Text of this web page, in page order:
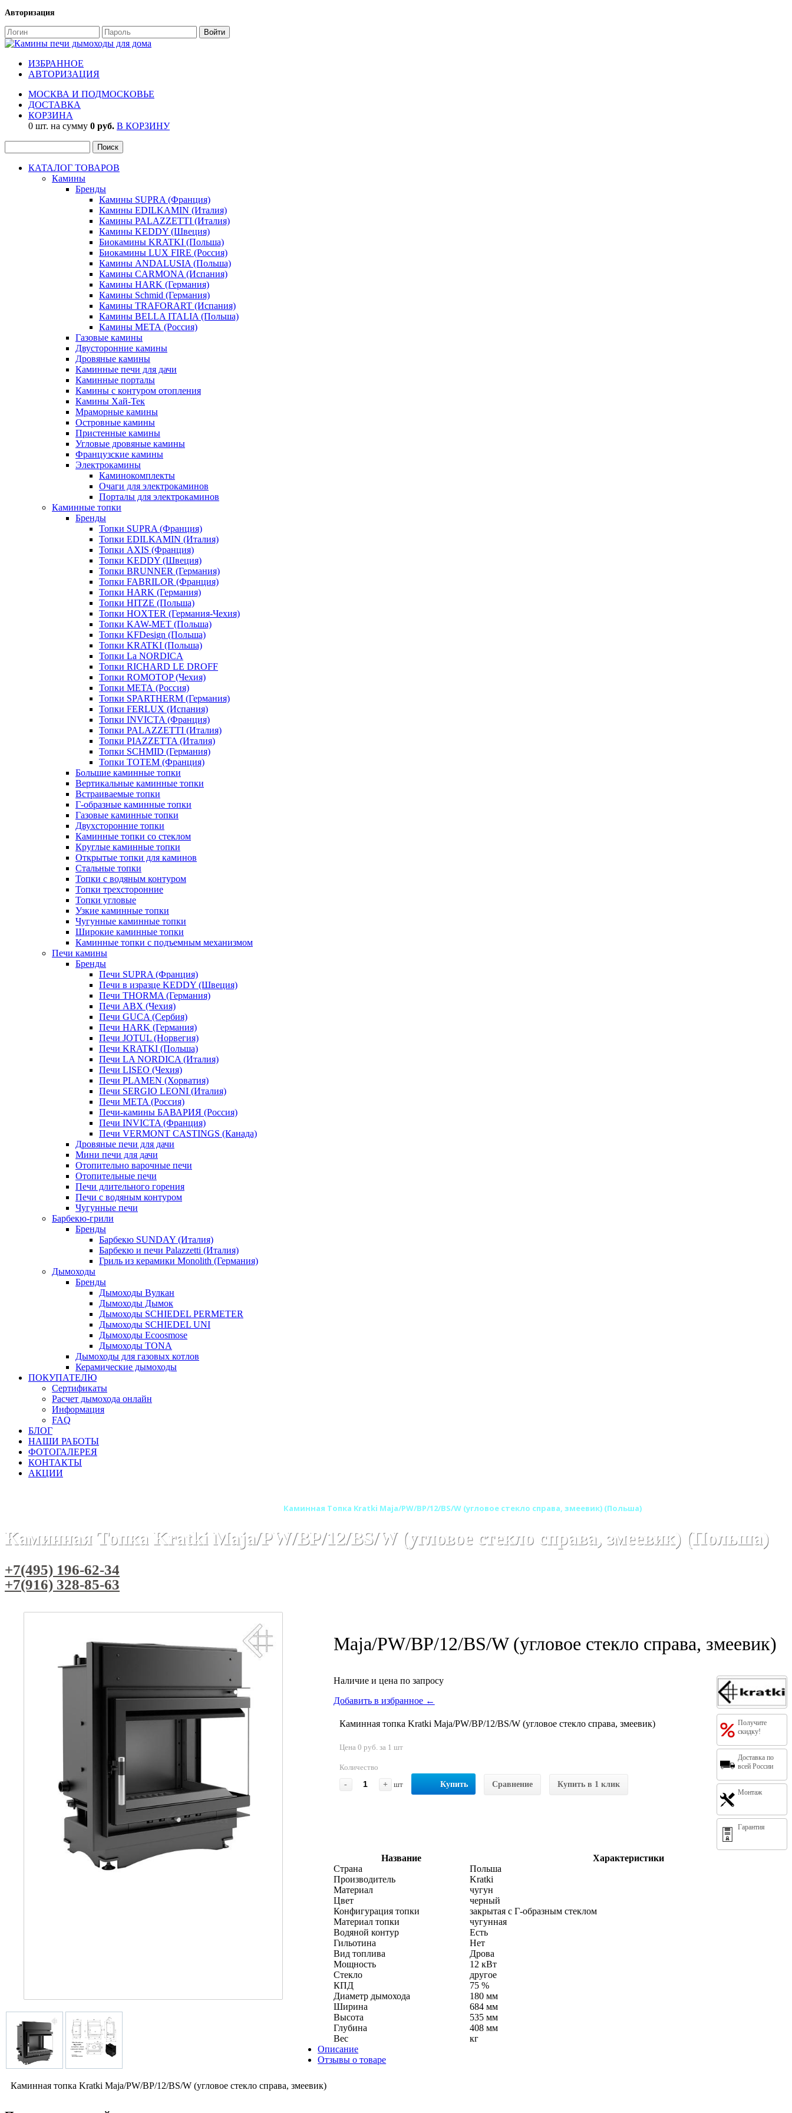
Авторизация
ИЗБРАННОЕ
АВТОРИЗАЦИЯ
МОСКВА И ПОДМОСКОВЬЕ
ДОСТАВКА
КОРЗИНА
0 шт. на сумму 0 руб. В КОРЗИНУ
КАТАЛОГ ТОВАРОВ
Камины
Бренды
Камины SUPRA (Франция)
Камины EDILKAMIN (Италия)
Камины PALAZZETTI (Италия)
Камины KEDDY (Швеция)
Биокамины KRATKI (Польша)
Биокамины LUX FIRE (Россия)
Камины ANDALUSIA (Польша)
Камины CARMONA (Испания)
Камины HARK (Германия)
Камины Schmid (Германия)
Камины TRAFORART (Испания)
Камины BELLA ITALIA (Польша)
Камины МЕТА (Россия)
Газовые камины
Двусторонние камины
Дровяные камины
Каминные печи для дачи
Каминные порталы
Камины с контуром отопления
Камины Хай-Тек
Мраморные камины
Островные камины
Пристенные камины
Угловые дровяные камины
Французские камины
Электрокамины
Каминокомплекты
Очаги для электрокаминов
Порталы для электрокаминов
Каминные топки
Бренды
Топки SUPRA (Франция)
Топки EDILKAMIN (Италия)
Топки AXIS (Франция)
Топки KEDDY (Швеция)
Топки BRUNNER (Германия)
Топки FABRILOR (Франция)
Топки HARK (Германия)
Топки HITZE (Польша)
Топки HOXTER (Германия-Чехия)
Топки KAW-MET (Польша)
Топки KFDesign (Польша)
Топки KRATKI (Польша)
Топки La NORDICA
Топки RICHARD LE DROFF
Топки ROMOTOP (Чехия)
Топки МЕТА (Россия)
Топки SPARTHERM (Германия)
Топки FERLUX (Испания)
Топки INVICTA (Франция)
Топки PALAZZETTI (Италия)
Топки PIAZZETTA (Италия)
Топки SCHMID (Германия)
Топки TOTEM (Франция)
Большие каминные топки
Вертикальные каминные топки
Встраиваемые топки
Г-образные каминные топки
Газовые каминные топки
Двухсторонние топки
Каминные топки со стеклом
Круглые каминные топки
Открытые топки для каминов
Стальные топки
Топки с водяным контуром
Топки трехсторонние
Топки угловые
Узкие каминные топки
Чугунные каминные топки
Широкие каминные топки
Каминные топки с подъемным механизмом
Печи камины
Бренды
Печи SUPRA (Франция)
Печи в изразце KEDDY (Швеция)
Печи THORMA (Германия)
Печи ABX (Чехия)
Печи GUCA (Сербия)
Печи HARK (Германия)
Печи JOTUL (Норвегия)
Печи KRATKI (Польша)
Печи LA NORDICA (Италия)
Печи LISEO (Чехия)
Печи PLAMEN (Хорватия)
Печи SERGIO LEONI (Италия)
Печи META (Россия)
Печи-камины БАВАРИЯ (Россия)
Печи INVICTA (Франция)
Печи VERMONT CASTINGS (Канада)
Дровяные печи для дачи
Мини печи для дачи
Отопительно варочные печи
Отопительные печи
Печи длительного горения
Печи с водяным контуром
Чугунные печи
Барбекю-грили
Бренды
Барбекю SUNDAY (Италия)
Барбекю и печи Palazzetti (Италия)
Гриль из керамики Monolith (Германия)
Дымоходы
Бренды
Дымоходы Вулкан
Дымоходы Дымок
Дымоходы SCHIEDEL PERMETER
Дымоходы SCHIEDEL UNI
Дымоходы Ecoosmose
Дымоходы TONA
Дымоходы для газовых котлов
Керамические дымоходы
ПОКУПАТЕЛЮ
Сертификаты
Расчет дымохода онлайн
Информация
FAQ
БЛОГ
НАШИ РАБОТЫ
ФОТОГАЛЕРЕЯ
КОНТАКТЫ
АКЦИИ
Каминная Топка Kratki Maja/PW/BP/12/BS/W (угловое стекло справа, змеевик) (Польша)
Каминная Топка Kratki Maja/PW/BP/12/BS/W (угловое стекло справа, змеевик) (Польша)
+7(495) 196-62-34
+7(916) 328-85-63
Maja/PW/BP/12/BS/W (угловое стекло справа, змеевик)
Получите
скидку!
Доставка по
всей России
Монтаж
Гарантия
Наличие и цена по запросу
Добавить в избранное ←
Каминная топка Kratki Maja/PW/BP/12/BS/W (угловое стекло справа, змеевик)
Цена 0 руб. за 1 шт
Количество
-
+ шт Купить Сравнение Купить в 1 клик
Название
Характеристики
Страна
Польша
Производитель
Kratki
Материал
чугун
Цвет
черный
Конфигурация топки
закрытая с Г-образным стеклом
Материал топки
чугунная
Водяной контур
Есть
Гильотина
Нет
Вид топлива
Дрова
Мощность
12 кВт
Стекло
другое
КПД
75 %
Диаметр дымохода
180 мм
Ширина
684 мм
Высота
535 мм
Глубина
408 мм
Вес
кг
Описание
Отзывы о товаре
Каминная топка Kratki Maja/PW/BP/12/BS/W (угловое стекло справа, змеевик)